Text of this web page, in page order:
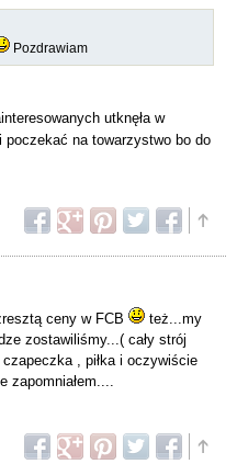
Pozdrawiam
utknęła w
na towarzystwo bo do
ceny w FCB
też...my
zostawiliśmy...( cały strój
czapeczka , piłka i oczywiście
zapomniałem....